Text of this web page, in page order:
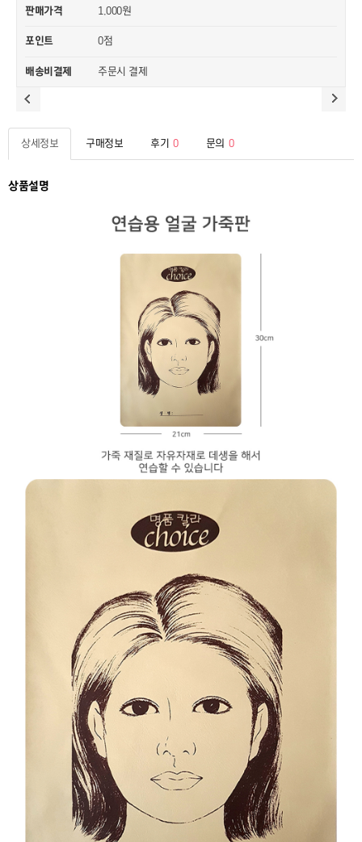
판매가격 1,000원
포인트 0점
배송비결제 주문시 결제
상세정보 구매정보 후기 0 문의 0
상품설명